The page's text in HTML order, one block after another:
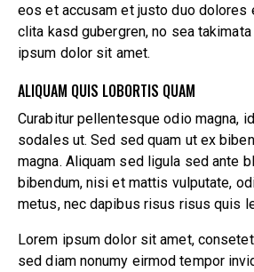
eos et accusam et justo duo dolores
clita kasd gubergren, no sea
ipsum dolor sit amet.
ALIQUAM QUIS LOBORTIS QUAM
Curabitur pellentesque odio magna,
sodales ut. Sed sed quam ut ex
magna. Aliquam sed ligula sed ante
bibendum, nisi et mattis vulputate,
metus, nec dapibus risus risus quis
Lorem ipsum dolor sit amet,
sed diam nonumy eirmod tempor